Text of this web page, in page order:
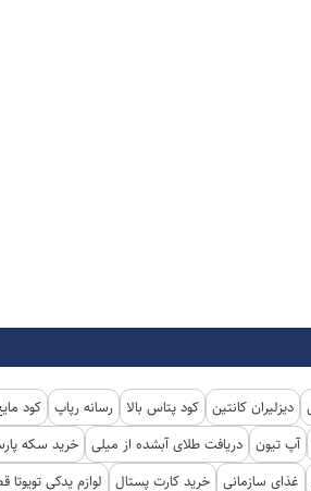
دیزلیران کانتین کود پتاس بالا رسانه رپاپ کود
آپ تیون دریافت طلای آبشده از میلی خرید سکه
غذای سازمانی خرید کارت پستال لوازم یدکی تویوتا